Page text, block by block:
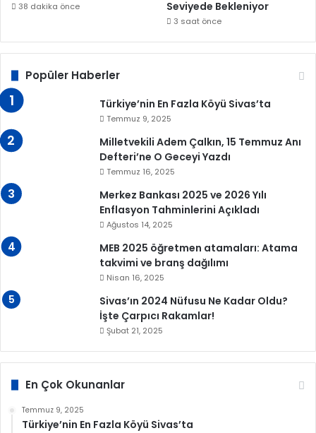
38 dakika önce Seviyede Bekleniyor
3 saat önce
Popüler Haberler
Türkiye’nin En Fazla Köyü Sivas’ta
Temmuz 9, 2025
Milletvekili Adem Çalkın, 15 Temmuz Anı
Defteri’ne O Geceyi Yazdı
Temmuz 16, 2025
Merkez Bankası 2025 ve 2026 Yılı
Enflasyon Tahminlerini Açıkladı
Ağustos 14, 2025
MEB 2025 öğretmen atamaları: Atama
takvimi ve branş dağılımı
Nisan 16, 2025
Sivas’ın 2024 Nüfusu Ne Kadar Oldu?
İşte Çarpıcı Rakamlar!
Şubat 21, 2025
En Çok Okunanlar
Temmuz 9, 2025
Türkiye’nin En Fazla Köyü Sivas’ta